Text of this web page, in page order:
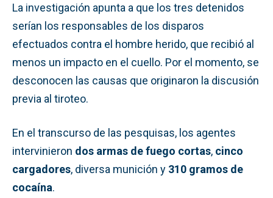
La investigación apunta a que los tres detenidos
serían los responsables de los disparos
efectuados contra el hombre herido, que recibió al
menos un impacto en el cuello. Por el momento, se
desconocen las causas que originaron la discusión
previa al tiroteo.
En el transcurso de las pesquisas, los agentes
intervinieron dos armas de fuego cortas, cinco
cargadores, diversa munición y 310 gramos de
cocaína.